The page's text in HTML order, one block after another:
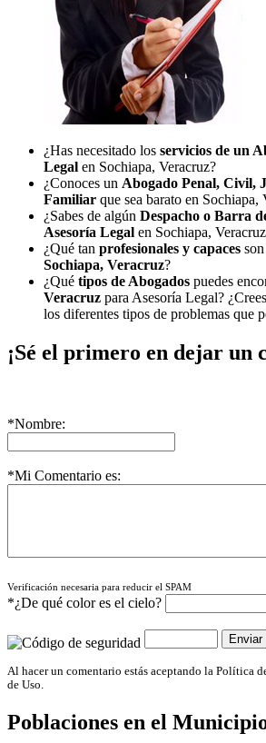
¿Has necesitado los servicios de un
Legal en Sochiapa, Veracruz?
¿Conoces un Abogado Penal, Civil,
Familiar que sea barato en Sochiapa,
¿Sabes de algún Despacho o Barra
Asesoría Legal en Sochiapa,
¿Qué tan profesionales y capaces
Sochiapa, Veracruz?
¿Qué tipos de Abogados puedes
Veracruz para Asesoría Legal?
los diferentes tipos de problemas que
¡Sé el primero en dejar un
*Nombre:
*Mi Comentario es:
Verificación necesaria para reducir el SPAM
*¿De qué color es el cielo?
Al hacer un comentario estás aceptando la Política
de Uso.
Poblaciones en el